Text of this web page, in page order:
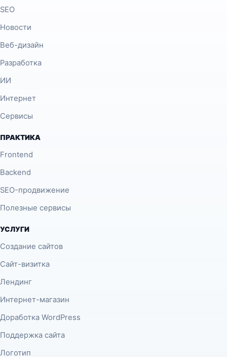
SEO
Новости
Веб-дизайн
Разработка
ИИ
Интернет
Сервисы
ПРАКТИКА
Frontend
Backend
SEO-продвижение
Полезные сервисы
УСЛУГИ
Создание сайтов
Сайт-визитка
Лендинг
Интернет-магазин
Доработка WordPress
Поддержка сайта
Логотип